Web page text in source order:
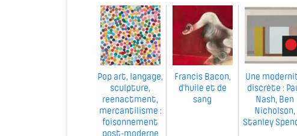
Pop art, langage,
sculpture,
reenactment,
mercantilisme :
foisonnement
Francis Bacon,
d'huile et de
sang
Une
discrète :
Nash, Ben
Nicholson,
Stanley